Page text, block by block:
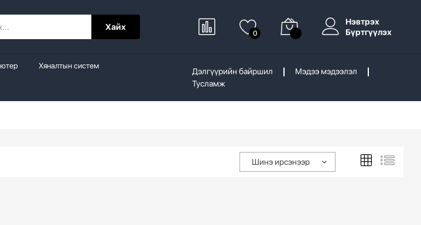
Хайх
0
Нэвтрэх
Бүртгүүлэх
Хяналтын систем
Дэлгүүрийн байршил
Мэдээ мэдээлэл
Тусламж
Шинэ ирсэнээр